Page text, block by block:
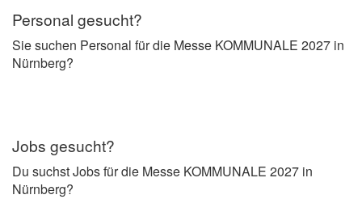
Personal gesucht?
Sie suchen Personal für die Messe KOMMUNALE 2027 in
Nürnberg?
Jobs gesucht?
Du suchst Jobs für die Messe KOMMUNALE 2027 in
Nürnberg?